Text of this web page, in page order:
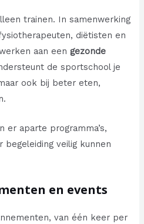
trainen. In samenwerking
diëtisten en
aan een gezonde
de sportschool je
ook bij beter eten,
er aparte programma’s,
begeleiding veilig kunnen
en events
van één keer per